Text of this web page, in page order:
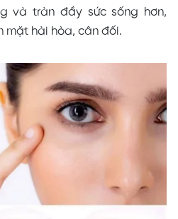
và tràn đầy sức sống hơn,
mặt hài hòa, cân đối.